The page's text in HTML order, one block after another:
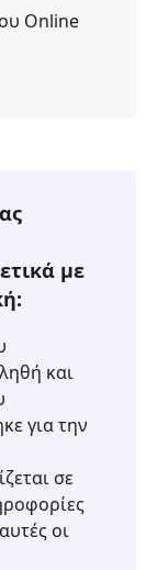
Online
με
και
για την
σε
οι